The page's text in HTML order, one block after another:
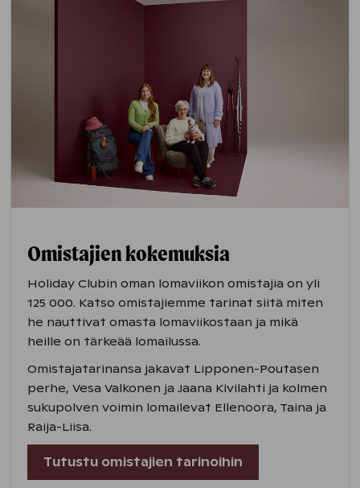
Omistajien kokemuksia
Holiday Clubin oman lomaviikon omistajia on yli
125 000. Katso omistajiemme tarinat siitä miten
he nauttivat omasta lomaviikostaan ja mikä
heille on tärkeää lomailussa.
Omistajatarinansa jakavat Lipponen-Poutasen
perhe, Vesa Valkonen ja Jaana Kivilahti ja kolmen
sukupolven voimin lomailevat Ellenoora, Taina ja
Raija-Liisa.
Tutustu omistajien tarinoihin